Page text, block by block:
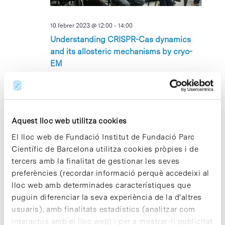
Aquest lloc web utilitza cookies
El lloc web de Fundació Institut de Fundació Parc
Científic de Barcelona utilitza cookies pròpies i de
tercers amb la finalitat de gestionar les seves
preferències (recordar informació perquè accedeixi al
lloc web amb determinades característiques que
puguin diferenciar la seva experiència de la d'altres
usuaris), amb finalitats estadístics (analitzar com
interactua amb el lloc web) i per a mostrar-li publicitat
Understanding CRISPR-Cas dynamics
and its allosteric mechanisms by cryo-
EM
10 febrer 2023 @ 12:00 -14:00
C/ Baldiri Reixac
DL
13
Barcelona Health Innovation Week
13 febrer 2023 @ 09:00-16 febrer 2023 @ 18:00